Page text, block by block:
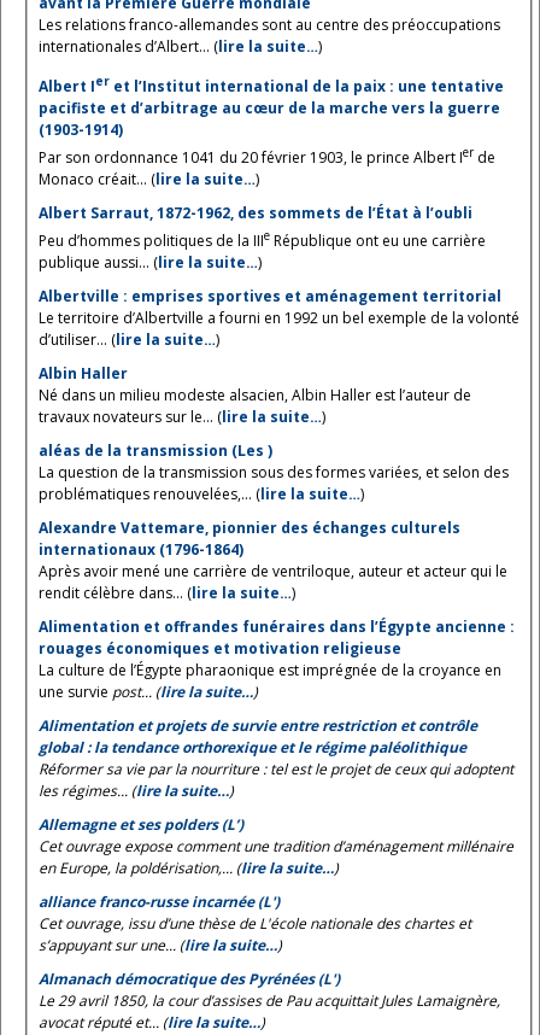
Les relations franco-allemandes sont au centre des préoccupations
internationales d’Albert... (lire la suite…)
Albert Ier et l’Institut international de la paix : une tentative
pacifiste et d’arbitrage au cœur de la marche vers la guerre
(1903-1914)
Par son ordonnance 1041 du 20 février 1903, le prince Albert Ierde
Monaco créait... (lire la suite…)
Albert Sarraut, 1872-1962, des sommets de l’État à l’oubli
Peu d’hommes politiques de la IIIe République ont eu une carrière
publique aussi... (lire la suite…)
Albertville : emprises sportives et aménagement territorial
Le territoire d’Albertville a fourni en 1992 un bel exemple de la volonté
d’utiliser... (lire la suite…)
Albin Haller
Né dans un milieu modeste alsacien, Albin Haller est l’auteur de
travaux novateurs sur le... (lire la suite…)
aléas de la transmission (Les )
La question de la transmission sous des formes variées, et selon des
problématiques renouvelées,... (lire la suite…)
Alexandre Vattemare, pionnier des échanges culturels
internationaux (1796-1864)
Après avoir mené une carrière de ventriloque, auteur et acteur qui le
rendit célèbre dans... (lire la suite…)
Alimentation et offrandes funéraires dans l’Égypte ancienne :
rouages économiques et motivation religieuse
La culture de l’Égypte pharaonique est imprégnée de la croyance en
une survie post... (lire la suite…)
Alimentation et projets de survie entre restriction et contrôle
global : la tendance orthorexique et le régime paléolithique
Réformer sa vie par la nourriture : tel est le projet de ceux qui adoptent
les régimes... (lire la suite…)
Allemagne et ses polders (L’)
Cet ouvrage expose comment une tradition d’aménagement millénaire
en Europe, la poldérisation,... (lire la suite…)
alliance franco-russe incarnée (L')
Cet ouvrage, issu d’une thèse de L'école nationale des chartes et
s’appuyant sur une... (lire la suite…)
Almanach démocratique des Pyrénées (L')
Le 29 avril 1850, la cour d’assises de Pau acquittait Jules Lamaignère,
avocat réputé et... (lire la suite…)